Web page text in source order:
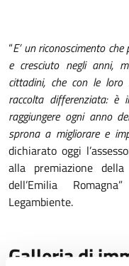
“E’ un riconoscimento
e cresciuto negli anni,
cittadini, che con le
raccolta differenziata:
raggiungere ogni anno
sprona a migliorare e
dichiarato oggi
alla premiazione
dell’Emilia
Legambiente.
Galleria di